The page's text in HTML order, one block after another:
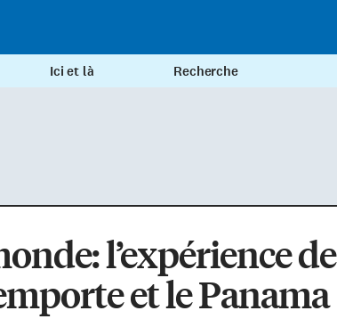
Ici et là Recherche
l’expérience de
et le Panama